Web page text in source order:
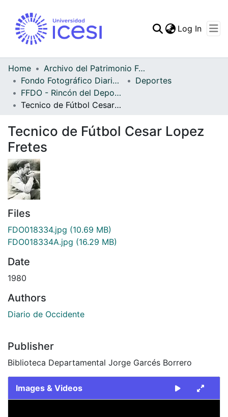
Statistics
Log In
Home
Archivo del Patrimonio Fotográfico y Fílmico del Valle del Cauca
Fondo Fotográfico Diario Occidente
Deportes
FFDO - Rincón del Deportivo Cali - Patrimonial
Tecnico de Fútbol Cesar Lopez Fretes
Tecnico de Fútbol Cesar Lopez
Fretes
Files
FDO018334.jpg (10.69 MB)
FDO018334A.jpg (16.29 MB)
Date
1980
Authors
Diario de Occidente
Publisher
Biblioteca Departamental Jorge Garcés Borrero
Images & Videos